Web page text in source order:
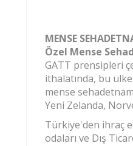
MENSE
Özel Mense
GATT prensipleri
ithalatında, bu
mense
Yeni Zelanda,
Türkiye'den ihraç
odaları ve Dış